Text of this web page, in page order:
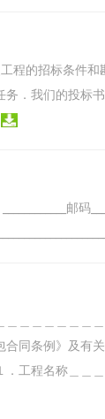
工程的招标条
．我们的投标
邮码
＿＿＿＿＿＿
同条例》及有
程名称＿＿